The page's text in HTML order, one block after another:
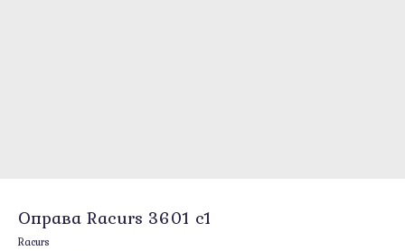
Оправа Racurs 3601 c1
Racurs